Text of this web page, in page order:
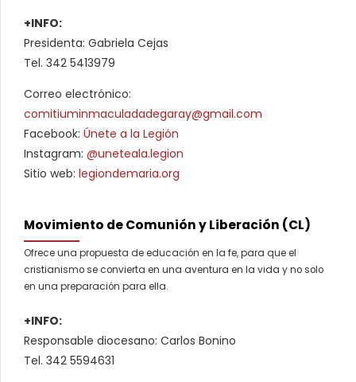
+INFO:
Presidenta: Gabriela Cejas
Tel. 342 5413979
Correo electrónico:
comitiuminmaculadadegaray@gmail.com
Facebook: Únete a la Legión
Instagram: @uneteala.legion
Sitio web: legiondemaria.org
Movimiento de Comunión y Liberación (CL)
Ofrece una propuesta de educación en la fe, para que el
cristianismo se convierta en una aventura en la vida y no solo
en una preparación para ella.
+INFO:
Responsable diocesano: Carlos Bonino
Tel. 342 5594631